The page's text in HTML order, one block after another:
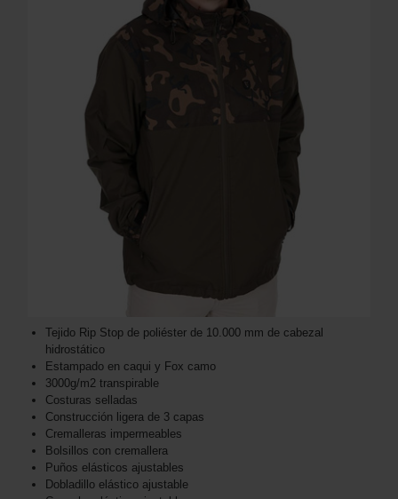
Tejido Rip Stop de poliéster de 10.000 mm de cabezal
hidrostático
Estampado en caqui y Fox camo
3000g/m2 transpirable
Costuras selladas
Construcción ligera de 3 capas
Cremalleras impermeables
Bolsillos con cremallera
Puños elásticos ajustables
Dobladillo elástico ajustable